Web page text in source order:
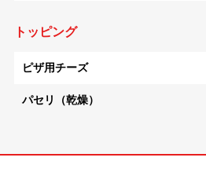
トッピング
ピザ用チーズ
パセリ（乾燥）